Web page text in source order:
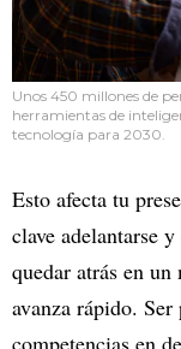
Unos 450 millones de
herramientas de
tecnología para 2030.
Esto afecta tu
clave adelantarse
quedar atrás en
avanza rápido.
competencias en